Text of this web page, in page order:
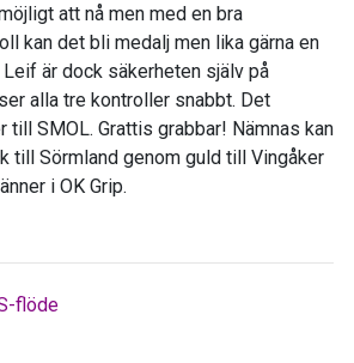
flöde
att nå men med en bra
kan det bli medalj men lika gärna en
är dock säkerheten själv på
alla tre kontroller snabbt. Det
SMOL. Grattis grabbar! Nämnas kan
till Sörmland genom guld till Vingåker
i OK Grip.